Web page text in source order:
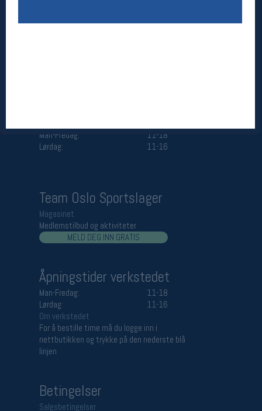
0183 Oslo
Man-Fredag:
11-18
Lørdag:
11-16
Team Oslo Sportslager
Magasinet
Medlemstilbud og aktiviteter
MELD DEG INN GRATIS
Åpningstider verkstedet
Man-Fredag:
11-18
Lørdag:
11-16
Om verkstedet
For å bestille time må du logge inn i
nettbutikken og trykke på den nederste blå
linjen
Betingelser
Salgsbetingelser